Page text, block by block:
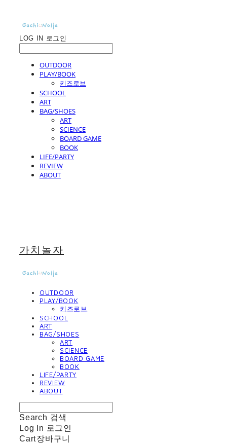
LOG IN 로그인
OUTDOOR
PLAY/BOOK
키즈로브
SCHOOL
ART
BAG/SHOES
ART
SCIENCE
BOARD GAME
BOOK
LIFE/PARTY
REVIEW
ABOUT
가치놀자
OUTDOOR
PLAY/BOOK
키즈로브
SCHOOL
ART
BAG/SHOES
ART
SCIENCE
BOARD GAME
BOOK
LIFE/PARTY
REVIEW
ABOUT
Search 검색
Log In 로그인
Cart장바구니